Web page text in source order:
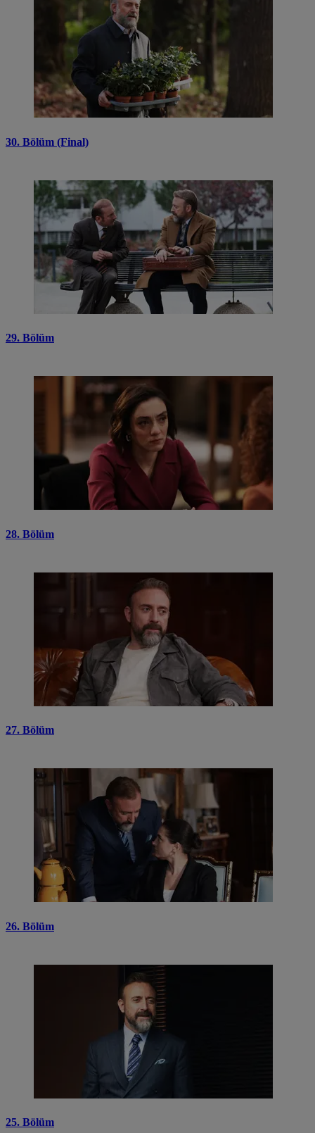
30. Bölüm (Final)
29. Bölüm
28. Bölüm
27. Bölüm
26. Bölüm
25. Bölüm